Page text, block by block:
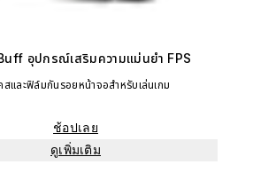
อุปกรณ์เสริมความแม่นยำ FPS
สและฟิล์มกันรอยหน้าจอสำหรับเล่นเกม
ช้อปเลย
ดูเพิ่มเติม